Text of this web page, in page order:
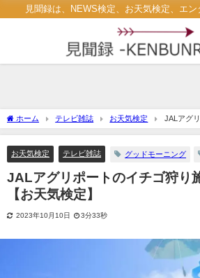
見聞録は、NEWS検定、お天気検定、エ
ホーム テレビ雑誌 お天気検定
JALアグ
徴は? 【お天気検定】
お天気検定 テレビ雑誌 グッドモーニング
JALアグリポートのイチゴ狩り
【お天気検定】
2023年10月10日 3分33秒